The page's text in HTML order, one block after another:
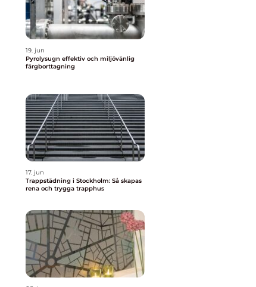
19. jun
Pyrolysugn effektiv och miljövänlig
färgborttagning
17. jun
Trappstädning i Stockholm: Så skapas
rena och trygga trapphus